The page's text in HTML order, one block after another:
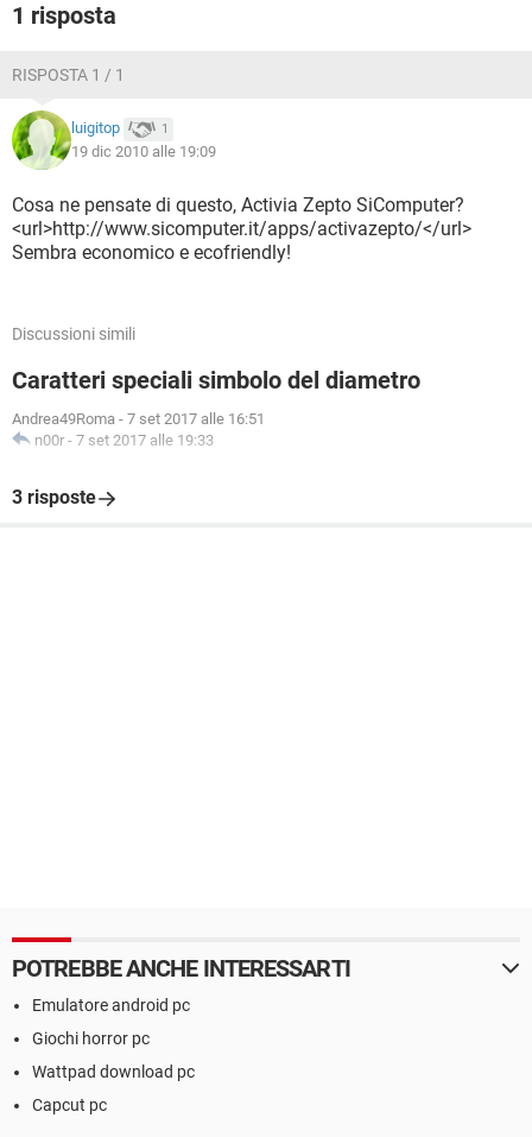
1 risposta
RISPOSTA 1 / 1
luigitop 1
19 dic 2010 alle 19:09
Cosa ne pensate di questo, Activia Zepto SiComputer?
<url>http://www.sicomputer.it/apps/activazepto/</url>
Sembra economico e ecofriendly!
Discussioni simili
Caratteri speciali simbolo del diametro
Andrea49Roma - 7 set 2017 alle 16:51
n00r - 7 set 2017 alle 19:33
3 risposte
POTREBBE ANCHE INTERESSARTI
Emulatore android pc
Giochi horror pc
Wattpad download pc
Capcut pc